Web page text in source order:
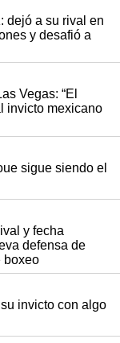
dejó a su rival en
y desafió a
Vegas: “El
invicto mexicano
sigue siendo el
y fecha
defensa de
boxeo
invicto con algo